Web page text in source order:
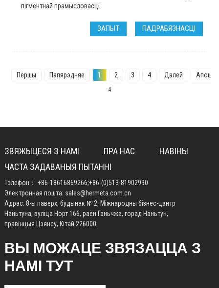
пігментнай прамысловасці.
ЗАПЫТ ПАДРАБЯЗНАСЦІ
Першы Папярэдняе 1 2 3 4 Далей Апошні
4
ЗВЯЖЫЦЕСЯ З НАМІ ПРА НАС
НАВІНЫ
ЧАСТА ЗАДАВАНЫЯ ПЫТАННІ
Тэлефон： +86-18616869266;+86-(0)513-81902990
Электронная пошта: sales@hermeta.com.cn
Адрас: 8-ы паверх, будынак № 2, Міжнародны бізнес-цэнтр
Наньтуна, вуліца Норт 166, раён Ганьчжа, горад Наньтун,
правінцыя Цзянсу, Кітай 226000
ВЫ МОЖАЦЕ ЗВЯЗАЦЦА З
НАМІ ТУТ